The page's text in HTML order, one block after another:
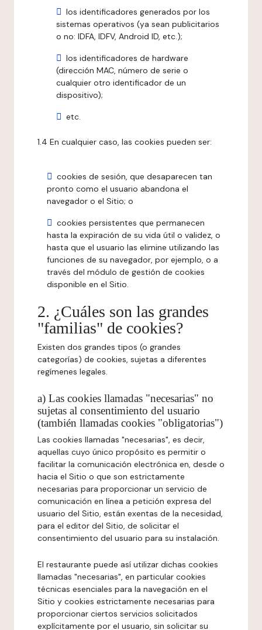
los identificadores generados por los
sistemas operativos (ya sean publicitarios
o no: IDFA, IDFV, Android ID, etc.);
los identificadores de hardware
(dirección MAC, número de serie o
cualquier otro identificador de un
dispositivo);
etc.
1.4 En cualquier caso, las cookies pueden ser:
cookies de sesión, que desaparecen tan
pronto como el usuario abandona el
navegador o el Sitio; o
cookies persistentes que permanecen
hasta la expiración de su vida útil o validez, o
hasta que el usuario las elimine utilizando las
funciones de su navegador, por ejemplo, o a
través del módulo de gestión de cookies
disponible en el Sitio.
2. ¿Cuáles son las grandes
"familias" de cookies?
Existen dos grandes tipos (o grandes
categorías) de cookies, sujetas a diferentes
regímenes legales.
a) Las cookies llamadas "necesarias" no
sujetas al consentimiento del usuario
(también llamadas cookies "obligatorias")
Las cookies llamadas "necesarias", es decir,
aquellas cuyo único propósito es permitir o
facilitar la comunicación electrónica en, desde o
hacia el Sitio o que son estrictamente
necesarias para proporcionar un servicio de
comunicación en línea a petición expresa del
usuario del Sitio, están exentas de la necesidad,
para el editor del Sitio, de solicitar el
consentimiento del usuario para su instalación.
El restaurante puede así utilizar dichas cookies
llamadas "necesarias", en particular cookies
técnicas esenciales para la navegación en el
Sitio y cookies estrictamente necesarias para
proporcionar ciertos servicios solicitados
explícitamente por el usuario, sin solicitar su